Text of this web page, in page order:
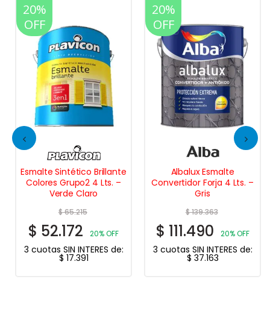
20%
OFF
Esmalte Sintético Brillante
Colores Grupo2 4 Lts. –
Verde Claro
$65.215
$ 52.172 20% OFF
3 cuotas SIN INTERES de:
$ 17.391
20%
OFF
Albalux Esmalte
Convertidor Forja 4 Lts. –
Gris
$139.363
$ 111.490 20% OFF
3 cuotas SIN INTERES de:
$ 37.163